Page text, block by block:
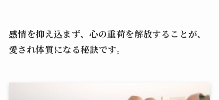
感情を抑え込まず、心の重荷を解放することが、
愛され体質になる秘訣です。